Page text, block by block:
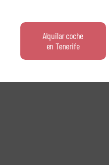
Alquilar coche
en Tenerife